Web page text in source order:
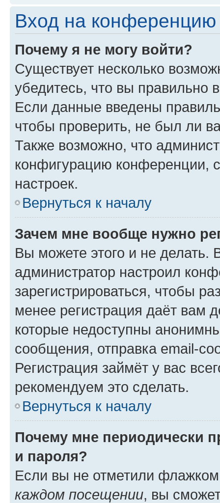
Вход на конференцию
Почему я не могу войти?
Существует несколько
убедитесь, что вы правильно
Если данные введены
чтобы проверить, не был ли
Также возможно, что
конфигурацию конференции,
настроек.
Вернуться к началу
Зачем мне вообще нужно
Вы можете этого и не делать.
администратор настроил
зарегистрироваться, чтобы
менее регистрация даёт вам
которые недоступны
сообщения, отправка email-
Регистрация займёт у вас
рекомендуем это сделать.
Вернуться к началу
Почему мне периодически
и пароля?
Если вы не отметили
каждом посещении, вы